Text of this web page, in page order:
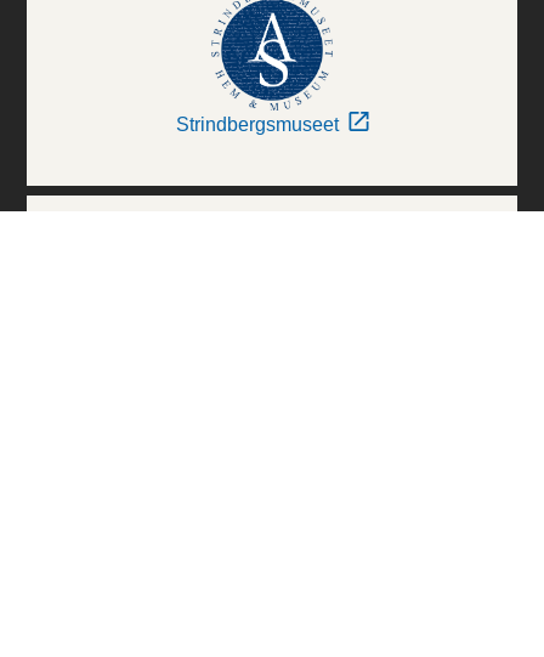
Strindbergsmuseet